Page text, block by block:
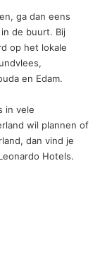
ga dan eens
de buurt. Bij
op het lokale
en Edam.
in vele
wil plannen of
dan vind je
Hotels.